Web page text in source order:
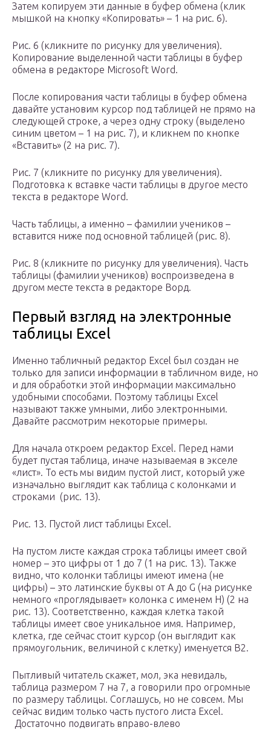
Затем копируем эти данные в буфер обмена (клик
мышкой на кнопку «Копировать» – 1 на рис. 6).
Рис. 6 (кликните по рисунку для увеличения).
Копирование выделенной части таблицы в буфер
обмена в редакторе Microsoft Word.
После копирования части таблицы в буфер обмена
давайте установим курсор под таблицей не прямо на
следующей строке, а через одну строку (выделено
синим цветом – 1 на рис. 7), и кликнем по кнопке
«Вставить» (2 на рис. 7).
Рис. 7 (кликните по рисунку для увеличения).
Подготовка к вставке части таблицы в другое место
текста в редакторе Word.
Часть таблицы, а именно – фамилии учеников –
вставится ниже под основной таблицей (рис. 8).
Рис. 8 (кликните по рисунку для увеличения). Часть
таблицы (фамилии учеников) воспроизведена в
другом месте текста в редакторе Ворд.
Первый взгляд на электронные
таблицы Excel
Именно табличный редактор Excel был создан не
только для записи информации в табличном виде, но
и для обработки этой информации максимально
удобными способами. Поэтому таблицы Excel
называют также умными, либо электронными.
Давайте рассмотрим некоторые примеры.
Для начала откроем редактор Excel. Перед нами
будет пустая таблица, иначе называемая в экселе
«лист». То есть мы видим пустой лист, который уже
изначально выглядит как таблица с колонками и
строками (рис. 13).
Рис. 13. Пустой лист таблицы Excel.
На пустом листе каждая строка таблицы имеет свой
номер – это цифры от 1 до 7 (1 на рис. 13). Также
видно, что колонки таблицы имеют имена (не
цифры) – это латинские буквы от A до G (на рисунке
немного «проглядывает» колонка с именем H) (2 на
рис. 13). Соответственно, каждая клетка такой
таблицы имеет свое уникальное имя. Например,
клетка, где сейчас стоит курсор (он выглядит как
прямоугольник, величиной с клетку) именуется B2.
Пытливый читатель скажет, мол, эка невидаль,
таблица размером 7 на 7, а говорили про огромные
по размеру таблицы. Соглашусь, но не совсем. Мы
сейчас видим только часть пустого листа Excel.
Достаточно подвигать вправо-влево